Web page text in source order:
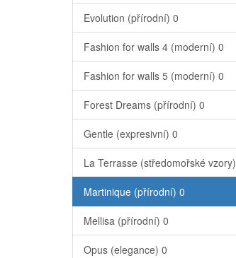
Evolution (přírodní) 0
Fashion for walls 4 (moderní) 0
Fashion for walls 5 (moderní) 0
Forest Dreams (přírodní) 0
Gentle (expresivní) 0
La Terrasse (středomořské vzory)
Martinique (přírodní) 0
Mellisa (přírodní) 0
Opus (elegance) 0